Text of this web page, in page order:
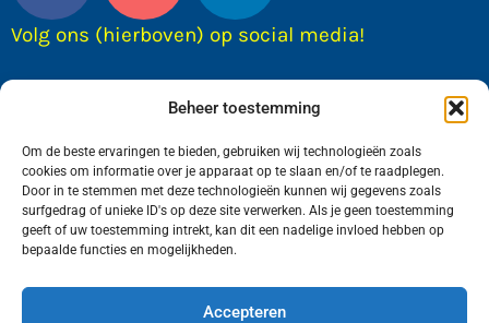
Beheer toestemming
Om de beste ervaringen te bieden, gebruiken wij technologieën zoals
cookies om informatie over je apparaat op te slaan en/of te raadplegen.
Door in te stemmen met deze technologieën kunnen wij gegevens zoals
surfgedrag of unieke ID's op deze site verwerken. Als je geen toestemming
geeft of uw toestemming intrekt, kan dit een nadelige invloed hebben op
bepaalde functies en mogelijkheden.
Accepteren
Volg ons (hierboven) op social media!
Wij van FranekerActueel.nl verzorgen het nieuws
in de Gemeente Waadhoeke. Met als hoofdplaats